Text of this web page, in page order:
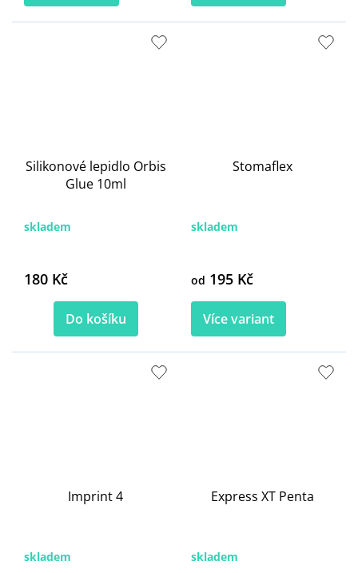
Silikonové lepidlo Orbis
Glue 10ml
skladem
180 Kč
Do košíku
Stomaflex
skladem
od 195 Kč
Více variant
Imprint 4
skladem
Express XT Penta
skladem